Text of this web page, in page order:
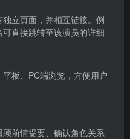
立页面，并相互链接。例
直接跳转至该演员的详细
板、PC端浏览，方便用户
顾前情提要、确认角色关系